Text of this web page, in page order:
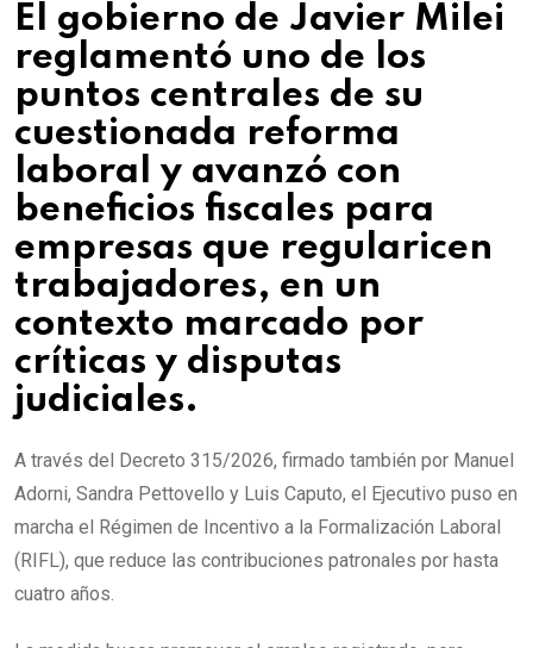
El gobierno de Javier Milei
reglamentó uno de los
puntos centrales de su
cuestionada reforma
laboral y avanzó con
beneficios fiscales para
empresas que regularicen
trabajadores, en un
contexto marcado por
críticas y disputas
judiciales.
A través del Decreto 315/2026, firmado también por Manuel
Adorni, Sandra Pettovello y Luis Caputo, el Ejecutivo puso en
marcha el Régimen de Incentivo a la Formalización Laboral
(RIFL), que reduce las contribuciones patronales por hasta
cuatro años.